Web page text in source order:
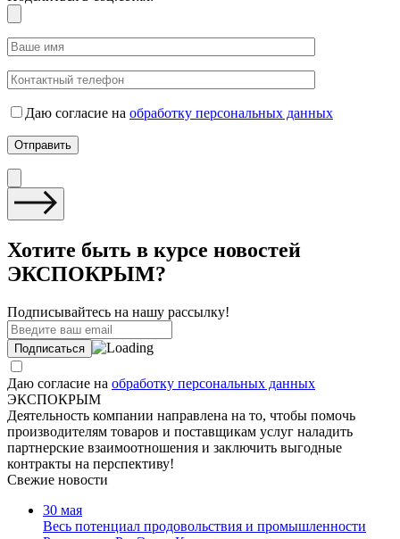
Даю согласие на обработку персональных данных
Хотите быть в курсе новостей
ЭКСПОКРЫМ?
Подписывайтесь на нашу рассылку!
Даю согласие на обработку персональных данных
ЭКСПОКРЫМ
Деятельность компании направлена на то, чтобы помочь
производителям товаров и поставщикам услуг наладить
партнерские взаимоотношения и заключить выгодные
контракты на перспективу!
Свежие новости
30 мая
Весь потенциал продовольствия и промышленности